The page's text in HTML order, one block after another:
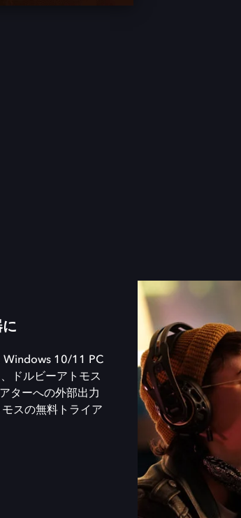
Windows 10/11 PC
ドルビーアトモス
ターへの外部出力
スの無料トライア